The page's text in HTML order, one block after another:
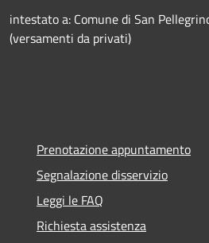
intestato a: Comune di San
(versamenti da privati)
Prenotazione appuntamento
Segnalazione disservizio
Leggi le FAQ
Richiesta assistenza